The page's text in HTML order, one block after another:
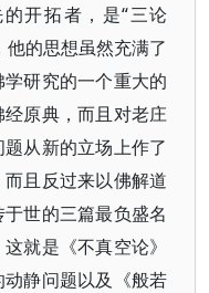
开拓者，是“三论
的思想虽然充满了
研究的一个重大的
原典，而且对老庄
从新的立场上作了
且反过来以佛解道
世的三篇最负盛名
就是《不真空论》
静问题以及《般若